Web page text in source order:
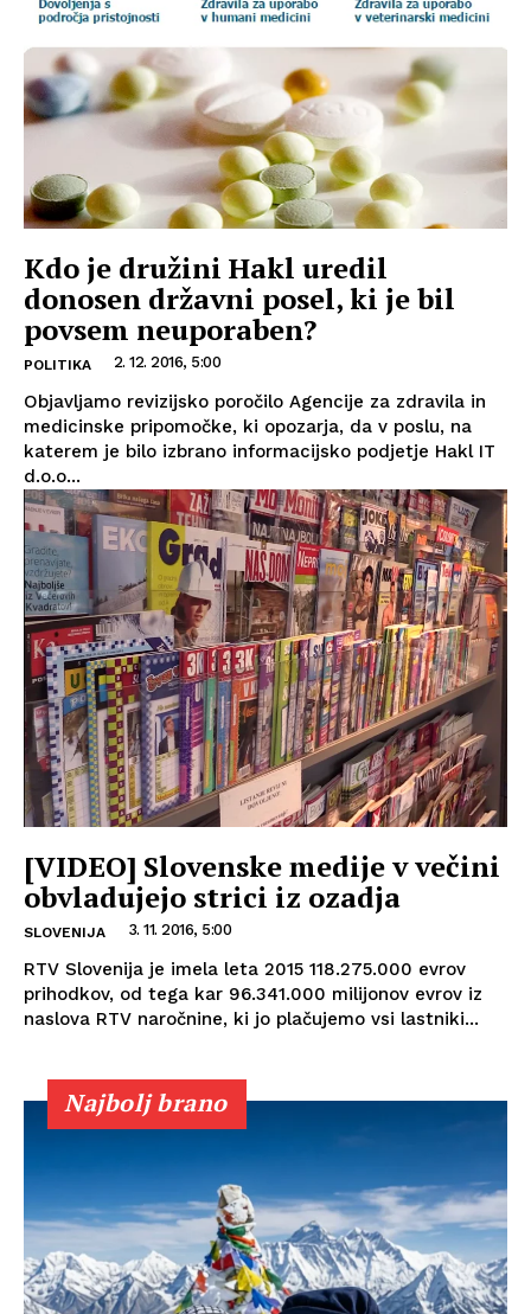
Kdo je družini Hakl uredil
donosen državni posel, ki je bil
povsem neuporaben?
POLITIKA 2. 12. 2016, 5:00
Objavljamo revizijsko poročilo Agencije za zdravila in
medicinske pripomočke, ki opozarja, da v poslu, na
katerem je bilo izbrano informacijsko podjetje Hakl IT
d.o.o...
[VIDEO] Slovenske medije v večini
obvladujejo strici iz ozadja
SLOVENIJA 3. 11. 2016, 5:00
RTV Slovenija je imela leta 2015 118.275.000 evrov
prihodkov, od tega kar 96.341.000 milijonov evrov iz
naslova RTV naročnine, ki jo plačujemo vsi lastniki...
Najbolj brano